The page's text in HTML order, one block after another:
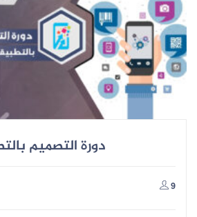
دورة التصميم
9